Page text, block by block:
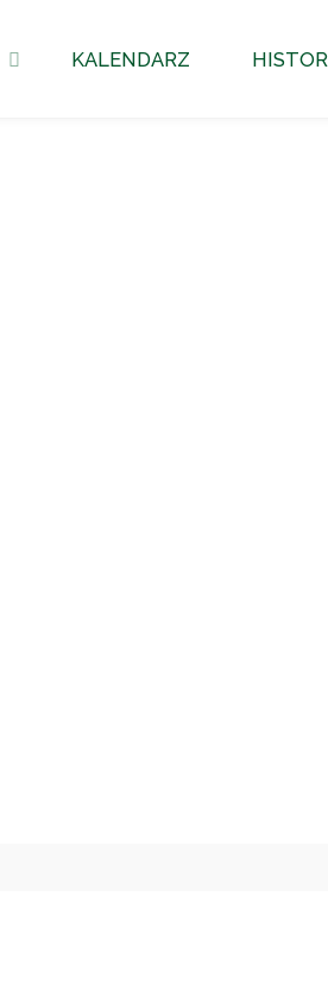
KALENDARZ